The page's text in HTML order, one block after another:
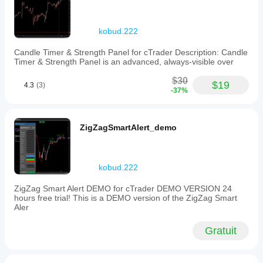
Commission : 4,5 USD / 1 million USD
Plateforme : cTrader Desktop (Mode Backtesting)
📢 Autres outils par kobud.222
Découvrez plus de bots et d'indicateurs de cet auteur —
également disponibles en versions FULL et DEMO :
🔁 Gestion du trailing stop :
📊 Systèmes basés sur les chandeliers :
Candle Timer & Strength
Candle Timer & Strength Démo
Candle Timer & Strength Panel
Candle Timer & Strength Panel Démo
🎯 ZigZag & Action des prix :
kobud.222
Candle Timer & Strength Panel for cTrader Description: Candle
Timer & Strength Panel is an advanced, always-visible over
4.3 (3) $30
-37% $19
ZigZagSmartAlert_demo
kobud.222
ZigZag Smart Alert DEMO for cTrader DEMO VERSION 24
hours free trial! This is a DEMO version of the ZigZag Smart
Aler
Gratuit